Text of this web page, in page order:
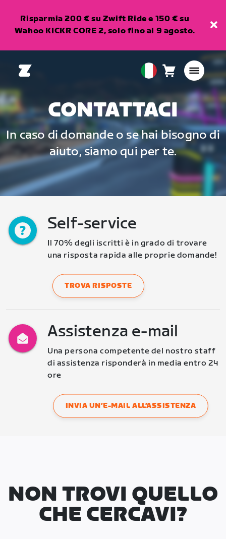
Risparmia 200 € su Zwift Ride e 150 € su
Wahoo KICKR CORE 2, solo fino al 9 agosto.
European
Italiano
Carrello0
articoli
CONTATTACI
In caso di domande o se hai bisogno di
aiuto, siamo qui per te.
Self-service
Il 70% degli iscritti è in grado di trovare
una risposta rapida alle proprie domande!
TROVA RISPOSTE
Assistenza e-mail
Una persona competente del nostro staff
di assistenza risponderà in media entro 24
ore
INVIA UN’E-MAIL ALL’ASSISTENZA
NON TROVI QUELLO
CHE CERCAVI?